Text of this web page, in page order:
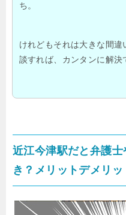
ち。
けれどもそれは大きな間
談すれば、カンタンに解決
近江今津駅だと弁護
き？メリットデメリッ